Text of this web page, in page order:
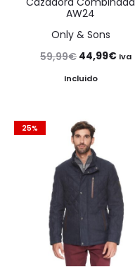
AW24
Only & Sons
59,99€ El
precio
era:
59,99€.
44,99€ElIva
Incluido
25%